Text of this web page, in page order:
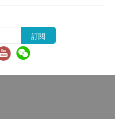
額外索取報告複印本(體
政費。註意：複印本報告
斷或治療用途,如需撰寫醫
。
訂閱